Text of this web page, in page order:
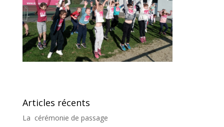
Articles récents
La cérémonie de passage